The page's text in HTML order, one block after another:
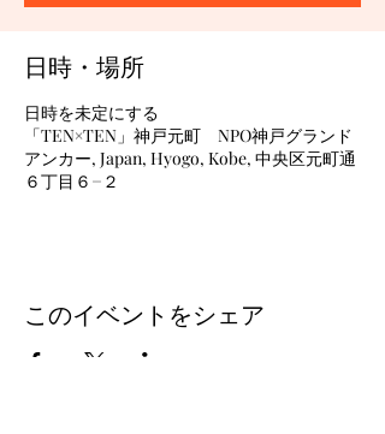
日時・場所
日時を未定にする
「TEN×TEN」神戸元町 NPO神戸グランド
アンカー, Japan, Hyogo, Kobe, 中央区元町通
６丁目６−２
このイベントをシェア